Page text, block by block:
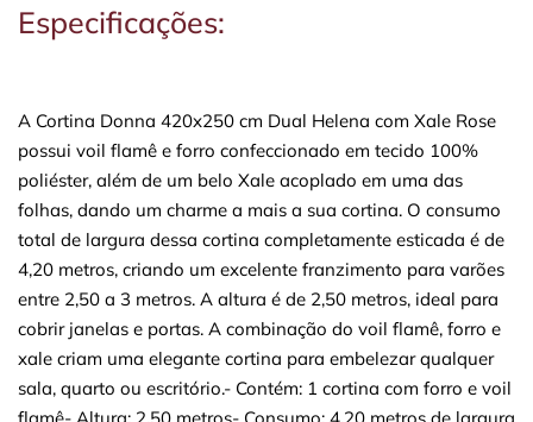
Especificações:
A Cortina Donna 420x250 cm Dual Helena com Xale Rose
possui voil flamê e forro confeccionado em tecido 100%
poliéster, além de um belo Xale acoplado em uma das
folhas, dando um charme a mais a sua cortina. O consumo
total de largura dessa cortina completamente esticada é de
4,20 metros, criando um excelente franzimento para varões
entre 2,50 a 3 metros. A altura é de 2,50 metros, ideal para
cobrir janelas e portas. A combinação do voil flamê, forro e
xale criam uma elegante cortina para embelezar qualquer
sala, quarto ou escritório.- Contém: 1 cortina com forro e voil
flamê- Altura: 2,50 metros- Consumo: 4,20 metros de largura